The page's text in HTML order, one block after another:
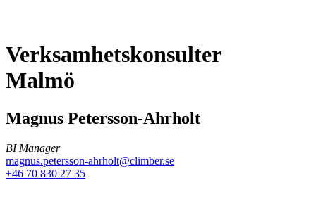
Verksamhetskonsulter
Malmö
Magnus Petersson-Ahrholt
BI Manager
magnus.petersson-ahrholt@climber.se
+46 70 830 27 35